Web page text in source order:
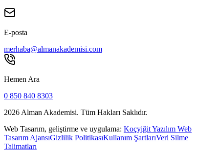
E-posta
merhaba@almanakademisi.com
Hemen Ara
0 850 840 8303
2026 Alman Akademisi. Tüm Hakları Saklıdır.
Web Tasarım, geliştirme ve uygulama: Koçyiğit Yazılım Web
Tasarım AjansıGizlilik PolitikasıKullanım ŞartlarıVeri Silme
Talimatları